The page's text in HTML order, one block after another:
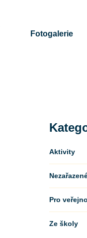
Fotogalerie
Aktivity
Pro
Ze školy